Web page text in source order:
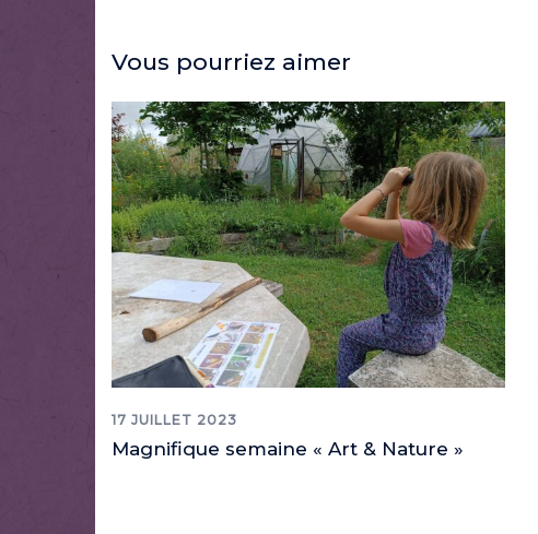
Vous pourriez aimer
17 JUILLET 2023
Magnifique semaine « Art & Nature »